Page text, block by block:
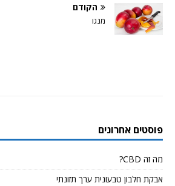
הקודם
מנגו
פוסטים אחרונים
מה זה CBD?
אבקת חלבון טבעונית ערך תזונתי